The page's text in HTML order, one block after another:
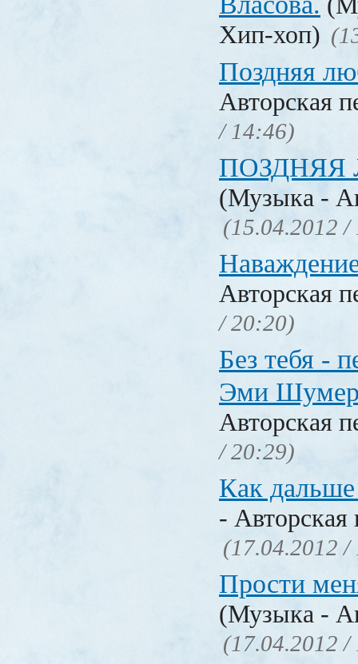
Хип-хоп)
Поздняя
Авторская
/ 14:46)
ПОЗДНЯЯ
(Музыка -
(15.04.2012 /
Авторская
/ 20:20)
Без тебя -
Эми
Авторская
/ 20:29)
Как
- Авторская
(17.04.2012 /
Прости
(Музыка -
(17.04.2012 /